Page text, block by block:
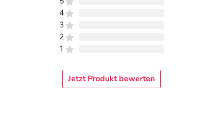
4
3
2
1
Jetzt Produkt bewerten